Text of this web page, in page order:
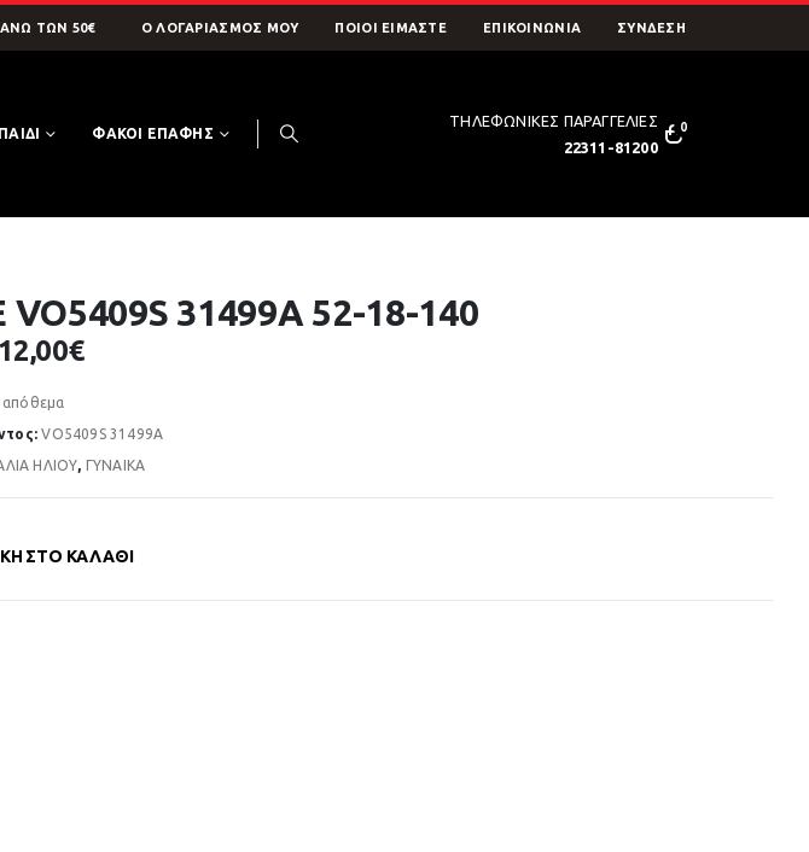
ΤΩΝ 50€ O ΛΟΓΑΡΙΑΣΜΌΣ ΜΟΥ ΠΟΙΟΊ ΕΊΜΑΣΤΕ ΕΠΙΚΟΙΝΩΝΊΑ ΣΥΝΔΕΣΗ
ΠΑΙΔΙ ΦΑΚΟΙ ΕΠΑΦΗΣ
ΤΗΛΕΦΩΝΙΚΕΣ ΠΑΡΑΓΓΕΛΙΕΣ
22311-81200
0
VO5409S 31499A 52-18-140
€Η
είναι:
112,00€.
απόθεμα
VO5409S 31499A
ΗΛΙΟΥ, ΓΥΝΑΙΚΑ
ΣΤΟ ΚΑΛΆΘΙ